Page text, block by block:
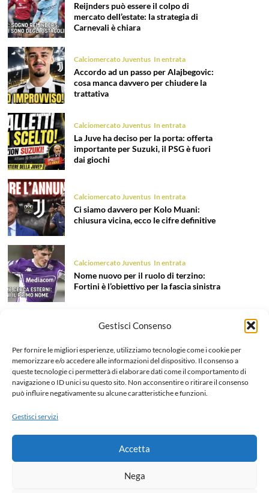
Gestisci Consenso
Per fornire le migliori esperienze, utilizziamo tecnologie come i cookie per
memorizzare e/o accedere alle informazioni del dispositivo. Il consenso a
queste tecnologie ci permetterà di elaborare dati come il comportamento di
navigazione o ID unici su questo sito. Non acconsentire o ritirare il consenso
può influire negativamente su alcune caratteristiche e funzioni.
Gestisci servizi
Accetta
Nega
Reijnders può essere il colpo di
mercato dell’estate: la strategia di
Carnevali è chiara
Calciomercato Juventus In entrata
Accordo ad un passo per Alajbegovic:
cosa manca davvero per chiudere la
trattativa
Calciomercato Juventus In entrata
La Juve ha deciso per la porta: offerta
importante per Suzuki, il PSG è fuori
dai giochi
Calciomercato Juventus In entrata
Ci siamo davvero per Kolo Muani:
chiusura vicina, ecco le cifre definitive
Calciomercato Juventus In entrata
Nome nuovo per il ruolo di terzino:
Fortini è l’obiettivo per la fascia sinistra
Calciomercato Juventus In entrata
il colpo dell’estate 2026!
Calciomercato Juventus In uscita
Chi siamo e Contatti